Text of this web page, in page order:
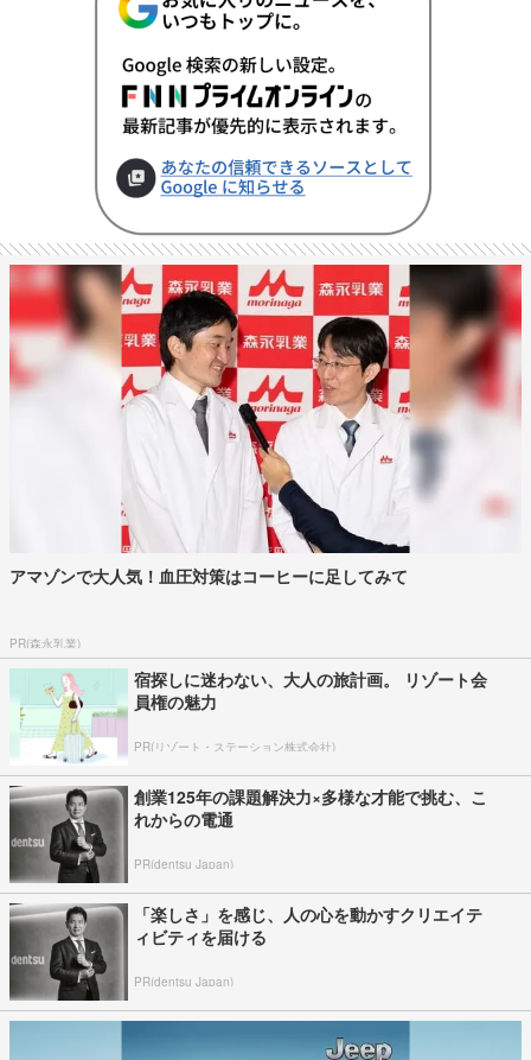
アマゾンで大人気！血圧対策はコーヒーに足してみて
PR(森永乳業)
宿探しに迷わない、大人の旅計画。 リゾート会
員権の魅力
PR(リゾート・ステーション株式会社)
創業125年の課題解決力×多様な才能で挑む、こ
れからの電通
PR(dentsu Japan)
「楽しさ」を感じ、人の心を動かすクリエイテ
ィビティを届ける
PR(dentsu Japan)